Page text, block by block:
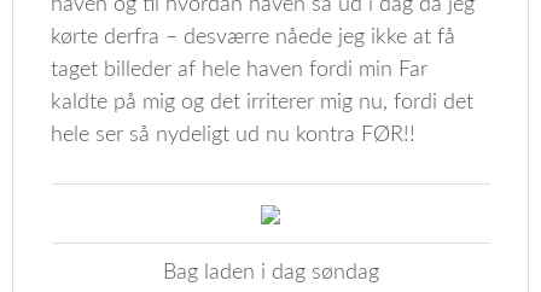
haven og til hvordan haven så ud i dag da jeg
kørte derfra – desværre nåede jeg ikke at få
taget billeder af hele haven fordi min Far
kaldte på mig og det irriterer mig nu, fordi det
hele ser så nydeligt ud nu kontra FØR!!
Bag laden i dag søndag